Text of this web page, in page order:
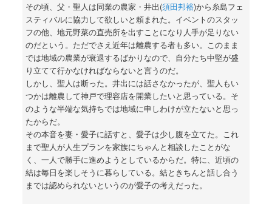
その頃、父・聖人は同業の農家・井出(須田邦裕)から糸島フェ
スティバルに協力して欲しいと頼まれた。イベントのスタッ
フの他、地元野菜の直売所を出すことになり人手が足りない
のだという。ただでさえ近年は離農する者も多い。このまま
では地域の農業が衰退するばかりなので、自分たち中堅が盛
り立てて行かなければならないと言うのだ。
しかし、聖人は断った。井出には話さなかったが、聖人もい
つかは離農して神戸で理容店を開業したいと思っている。そ
のような半端な気持ちでは地域に申しわけが立たないと思っ
たからだ。
その本音を妻・愛子に話すと、愛子は少し腹を立てた。これ
まで聖人が人生プランを家族にちゃんと相談したことがな
く、一人で勝手に進めようとしているからだ。特に、近頃の
結は毎日を楽しそうに暮らしている。結ときちんと話し合う
までは認められないというのが愛子の考えだった。